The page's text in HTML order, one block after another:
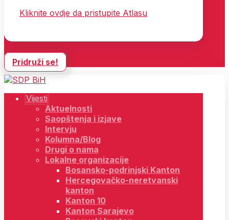
Kliknite ovdje da pristupite Atlasu
Pridruži se!
Vijesti
Aktuelnosti
Saopštenja i izjave
Intervju
Kolumna/Blog
Drugi o nama
Lokalne organizacije
Bosansko-podrinjski Kanton
Hercegovačko-neretvanski
kanton
Kanton 10
Kanton Sarajevo